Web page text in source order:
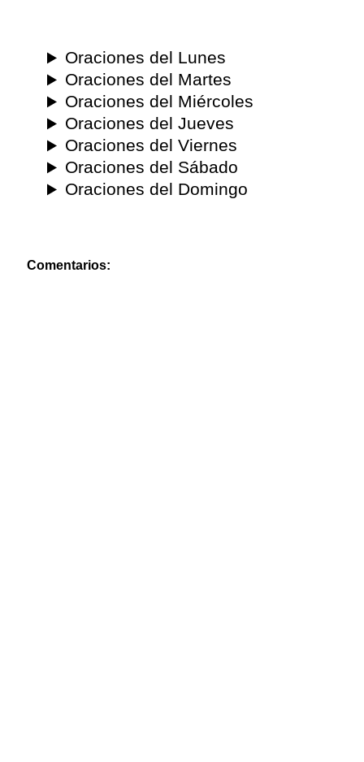
Oraciones del Lunes
Oraciones del Martes
Oraciones del Miércoles
Oraciones del Jueves
Oraciones del Viernes
Oraciones del Sábado
Oraciones del Domingo
Comentarios: